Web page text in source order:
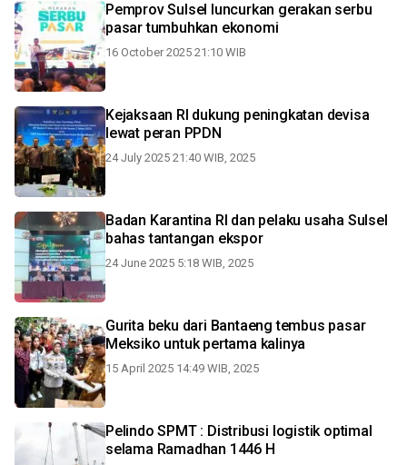
Pemprov Sulsel luncurkan gerakan serbu
pasar tumbuhkan ekonomi
16 October 2025 21:10 WIB
Kejaksaan RI dukung peningkatan devisa
lewat peran PPDN
24 July 2025 21:40 WIB, 2025
Badan Karantina RI dan pelaku usaha Sulsel
bahas tantangan ekspor
24 June 2025 5:18 WIB, 2025
Gurita beku dari Bantaeng tembus pasar
Meksiko untuk pertama kalinya
15 April 2025 14:49 WIB, 2025
Pelindo SPMT : Distribusi logistik optimal
selama Ramadhan 1446 H